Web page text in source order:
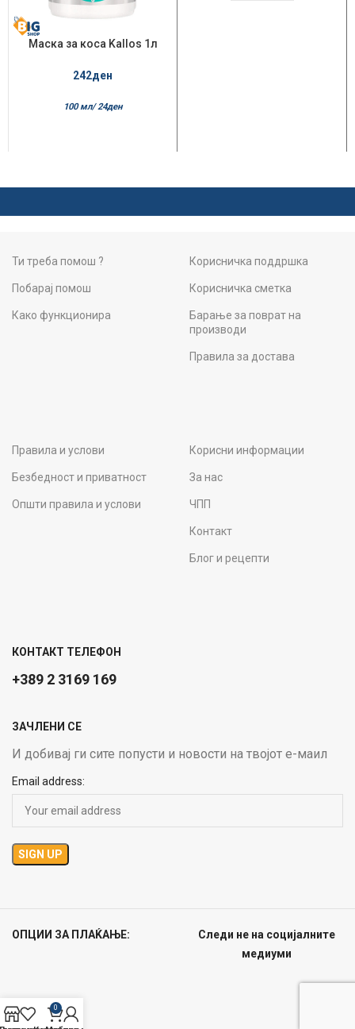
Маска за коса Kallos 1л
242ден
100 мл/ 24ден
Ти треба помош ?
Побарај помош
Како функционира
Корисничка поддршка
Корисничка сметка
Барање за поврат на
производи
Правила за достава
Правила и услови
Безбедност и приватност
Општи правила и услови
Корисни информации
За нас
ЧПП
Контакт
Блог и рецепти
КОНТАКТ ТЕЛЕФОН
+389 2 3169 169
ЗАЧЛЕНИ СЕ
И добивај ги сите попусти и новости на твојот е-маил
Email address:
ОПЦИИ ЗА ПЛАЌАЊЕ:
Следи не на социјалните
медиуми
0